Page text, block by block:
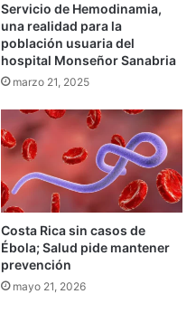
Servicio de Hemodinamia,
una realidad para la
población usuaria del
hospital Monseñor Sanabria
marzo 21, 2025
Costa Rica sin casos de
Ébola; Salud pide mantener
prevención
mayo 21, 2026